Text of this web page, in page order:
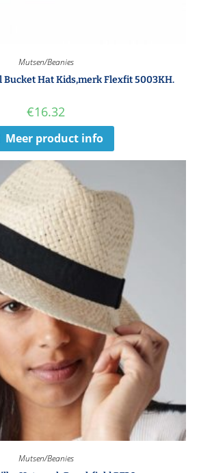
Mutsen/Beanies
Hat Kids,merk Flexfit 5003KH.
€16.32
Meer product info
Mutsen/Beanies